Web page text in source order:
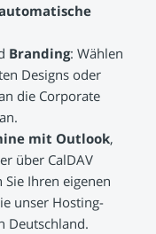
Branding: Wählen
Designs oder
die Corporate
mit Outlook,
über CalDAV
Sie Ihren eigenen
unser Hosting-
Deutschland.